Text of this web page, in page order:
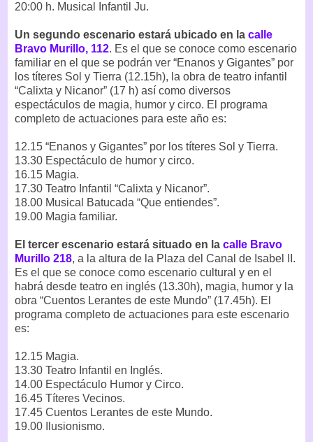
20:00 h. Musical Infantil Ju.
Un segundo escenario estará ubicado en la calle
Bravo Murillo, 112. Es el que se conoce como escenario
familiar en el que se podrán ver “Enanos y Gigantes” por
los títeres Sol y Tierra (12.15h), la obra de teatro infantil
“Calixta y Nicanor” (17 h) así como diversos
espectáculos de magia, humor y circo. El programa
completo de actuaciones para este año es:
12.15 “Enanos y Gigantes” por los títeres Sol y Tierra.
13.30 Espectáculo de humor y circo.
16.15 Magia.
17.30 Teatro Infantil “Calixta y Nicanor”.
18.00 Musical Batucada “Que entiendes”.
19.00 Magia familiar.
El tercer escenario estará situado en la calle Bravo
Murillo 218, a la altura de la Plaza del Canal de Isabel II.
Es el que se conoce como escenario cultural y en el
habrá desde teatro en inglés (13.30h), magia, humor y la
obra “Cuentos Lerantes de este Mundo” (17.45h). El
programa completo de actuaciones para este escenario
es:
12.15 Magia.
13.30 Teatro Infantil en Inglés.
14.00 Espectáculo Humor y Circo.
16.45 Títeres Vecinos.
17.45 Cuentos Lerantes de este Mundo.
19.00 Ilusionismo.